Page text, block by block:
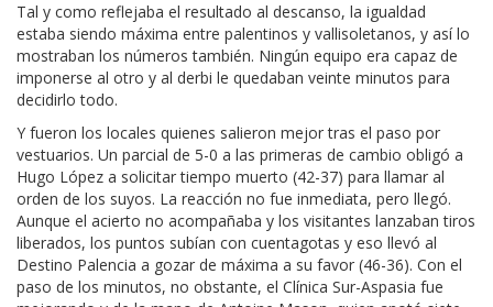
Tal y como reflejaba el resultado al descanso, la igualdad
estaba siendo máxima entre palentinos y vallisoletanos, y así lo
mostraban los números también. Ningún equipo era capaz de
imponerse al otro y al derbi le quedaban veinte minutos para
decidirlo todo.
Y fueron los locales quienes salieron mejor tras el paso por
vestuarios. Un parcial de 5-0 a las primeras de cambio obligó a
Hugo López a solicitar tiempo muerto (42-37) para llamar al
orden de los suyos. La reacción no fue inmediata, pero llegó.
Aunque el acierto no acompañaba y los visitantes lanzaban tiros
liberados, los puntos subían con cuentagotas y eso llevó al
Destino Palencia a gozar de máxima a su favor (46-36). Con el
paso de los minutos, no obstante, el Clínica Sur-Aspasia fue